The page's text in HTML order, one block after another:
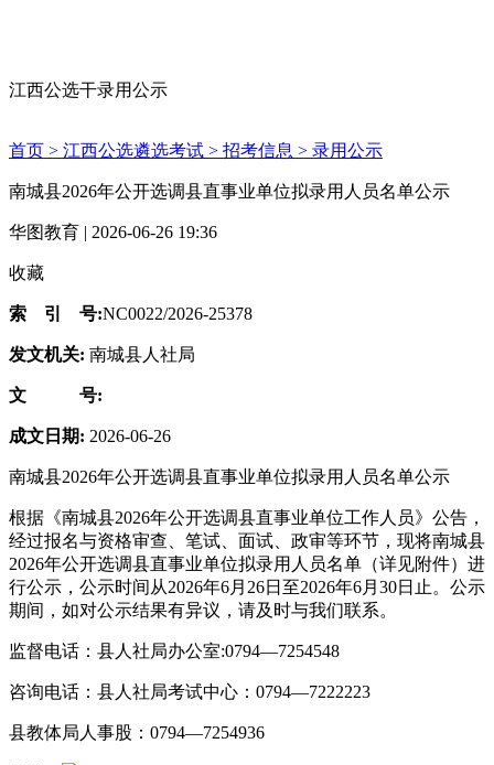
江西公选干录用公示
首页 > 江西公选遴选考试 > 招考信息 > 录用公示
南城县2026年公开选调县直事业单位拟录用人员名单公示
华图教育 | 2026-06-26 19:36
收藏
索 引 号:NC0022/2026-25378
发文机关: 南城县人社局
文 号:
成文日期: 2026-06-26
南城县2026年公开选调县直事业单位拟录用人员名单公示
根据《南城县2026年公开选调县直事业单位工作人员》公告，
经过报名与资格审查、笔试、面试、政审等环节，现将南城县
2026年公开选调县直事业单位拟录用人员名单（详见附件）进
行公示，公示时间从2026年6月26日至2026年6月30日止。公示
期间，如对公示结果有异议，请及时与我们联系。
监督电话：县人社局办公室:0794—7254548
咨询电话：县人社局考试中心：0794—7222223
县教体局人事股：0794—7254936